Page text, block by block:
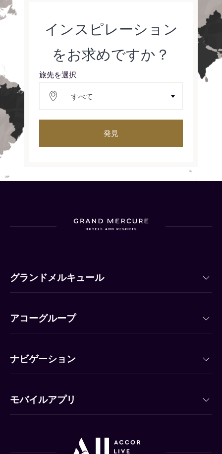
インスピレーション
をお求めですか？
旅先を選択
すべて
発見
グランドメルキュール
アコーグループ
ナビゲーション
モバイルアプリ